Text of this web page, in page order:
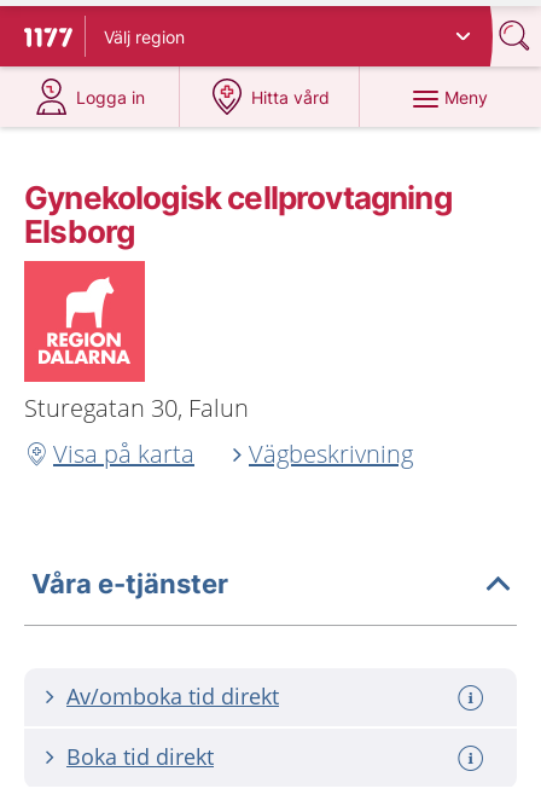
Till startsidan för 1177
Välj region
Logga in
på 1177.se
Hitta vård
på 1177.se
Meny
Gynekologisk cellprovtagning
Elsborg
Sturegatan 30, Falun
Visa på karta
Vägbeskrivning
Våra e-tjänster
Av/omboka tid direkt
Boka tid direkt